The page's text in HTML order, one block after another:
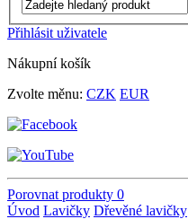
Přihlásit uživatele
Nákupní košík
Zvolte měnu: CZK EUR
Porovnat produkty 0
Úvod Lavičky Dřevěné lavičky